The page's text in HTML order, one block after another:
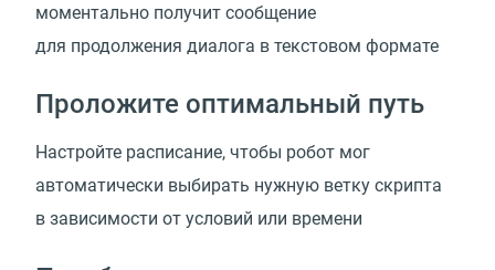
моментально получит сообщение
для продолжения диалога в текстовом формате
Проложите оптимальный путь
Настройте расписание, чтобы робот мог
автоматически выбирать нужную ветку скрипта
в зависимости от условий или времени